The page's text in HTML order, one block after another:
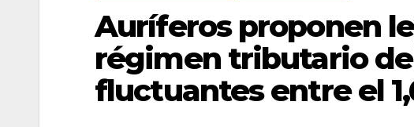
Auríferos proponen
régimen tributario
fluctuantes entre el